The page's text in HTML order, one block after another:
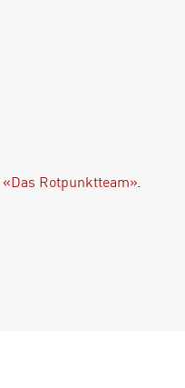
«Das Rotpunktteam».